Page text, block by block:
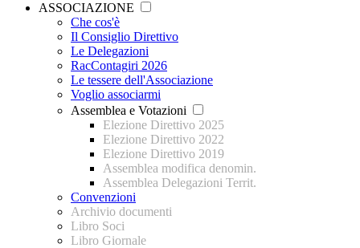
ASSOCIAZIONE
Che cos'è
Il Consiglio Direttivo
Le Delegazioni
RacContagiri 2026
Le tessere dell'Associazione
Voglio associarmi
Assemblea e Votazioni
Elezione Direttivo 2025
Elezione Direttivo 2022
Elezione Direttivo 2019
Assemblea modifica denomin.
Assemblea Delegazioni Territ.
Convenzioni
Archivio documenti
Libro Soci
Libro Giornale